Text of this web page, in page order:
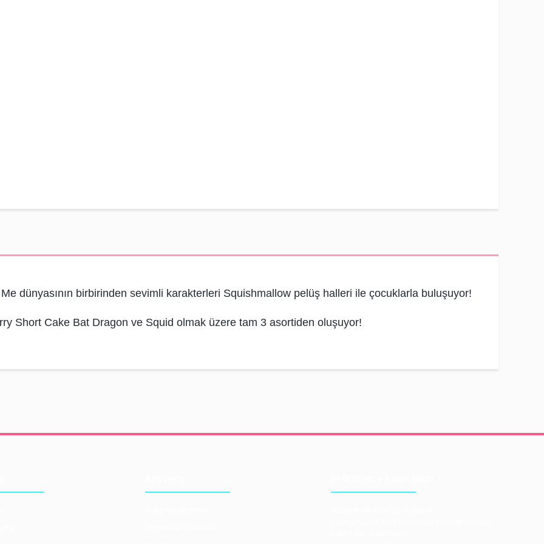
dünyasının birbirinden sevimli karakterleri Squishmallow pelüş halleri ile çocuklarla buluşuyor!
Short Cake Bat Dragon ve Squid olmak üzere tam 3 asortiden oluşuyor!